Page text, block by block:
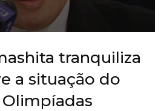
tranquiliza
a situação do
Olimpíadas